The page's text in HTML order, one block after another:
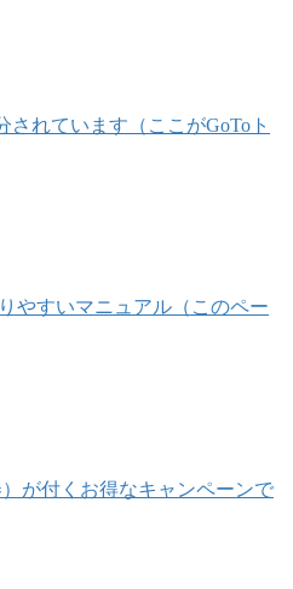
れています（ここがGoToト
やすいマニュアル（このペー
が付くお得なキャンペーンで